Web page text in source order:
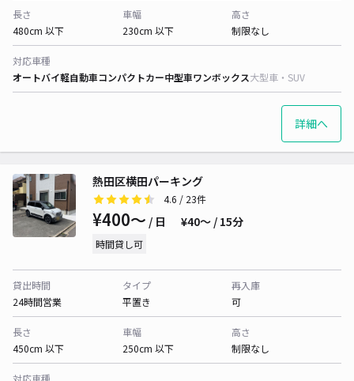
長さ
480cm 以下
車幅
230cm 以下
高さ
制限なし
対応車種
オートバイ軽自動車コンパクトカー中型車ワンボックス大型車・SUV
詳細へ
熱田区横田パーキング
4.6 / 23件
¥400〜 / 日 ¥40〜 / 15分
時間貸し可
貸出時間
24時間営業
タイプ
平置き
再入庫
可
長さ
450cm 以下
車幅
250cm 以下
高さ
制限なし
対応車種